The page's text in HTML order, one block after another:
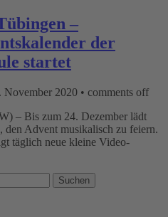
–
der
startet
November 2020 • comments off
– Bis zum 24. Dezember lädt
Advent musikalisch zu feiern.
täglich neue kleine Video-